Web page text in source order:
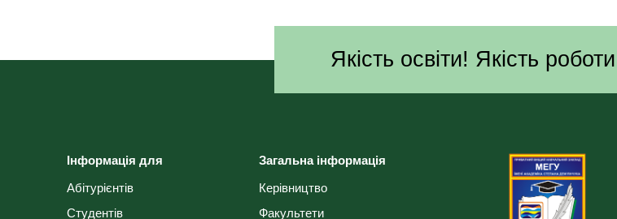
Якість освіти! Якість
Інформація для
Абітурієнтів
Студентів
Загальна інформація
Керівництво
Факультети